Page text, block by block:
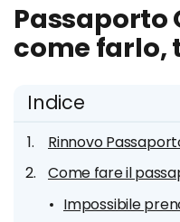
Passaporto
come farlo,
Indice
Rinnovo
Come fare il
Impossibile